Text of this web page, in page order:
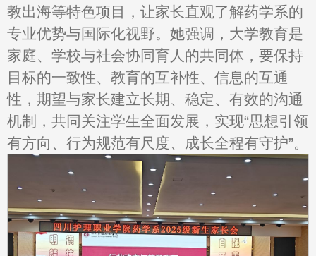
教出海等特色项目，让家长直观了解药学系的
专业优势与国际化视野。她强调，大学教育是
家庭、学校与社会协同育人的共同体，要保持
目标的一致性、教育的互补性、信息的互通
性，期望与家长建立长期、稳定、有效的沟通
机制，共同关注学生全面发展，实现“思想引领
有方向、行为规范有尺度、成长全程有守护”。